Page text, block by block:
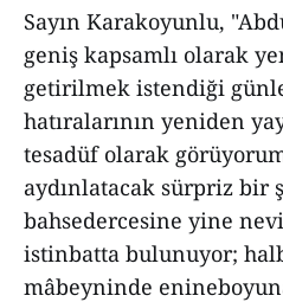
Sayın Karakoyunlu,
geniş kapsamlı olarak
getirilmek istendiği
hatıralarının yeniden
tesadüf olarak
aydınlatacak sürpriz bir
bahsedercesine yine
istinbatta bulunuyor;
mâbeyninde